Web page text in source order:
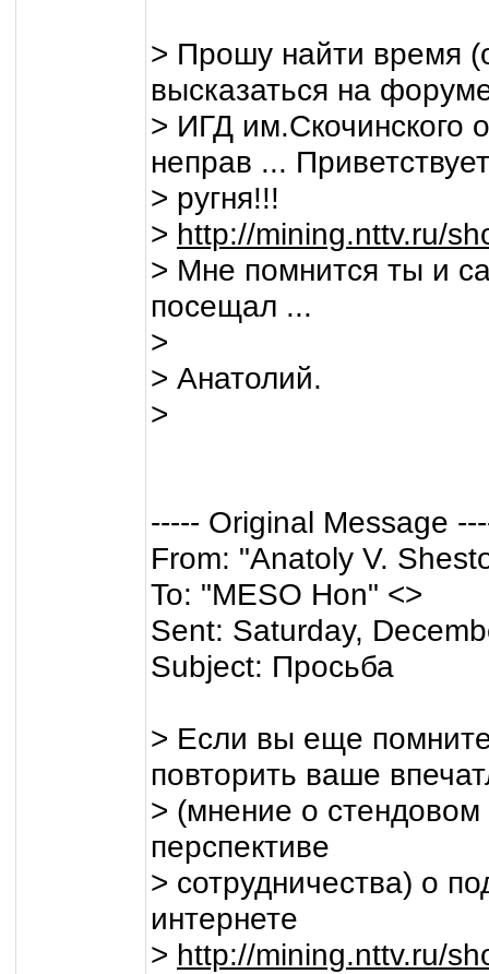
> Прошу найти время
высказаться на
> ИГД им.Скочинского
неправ ...
> ругня!!!
> http://mining.nttv.ru/
> Мне помнится ты и
посещал ...
>
> Анатолий.
>
----- Original Message
From: "Anatoly V.
To: "MESO Hon" <>
Sent: Saturday,
Subject: Просьба
> Если вы еще
повторить ваше
> (мнение о
перспективе
> сотрудничества) о
интернете
> http://mining.nttv.ru/